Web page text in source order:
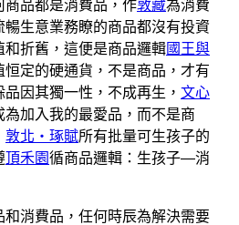
品都是消費品，作敦藏為消費
生意業務瞭的商品都沒有投資
折舊，這便是商品邏輯國王與
恒定的硬通貨，不是商品，才有
因其獨一性，不成再生， 文心
為加入我的最愛品，而不是商
敦北‧琢賦所有批量可生孩子的
頂禾園循商品邏輯：生孩子—消
和消費品，任何時辰為解決需要